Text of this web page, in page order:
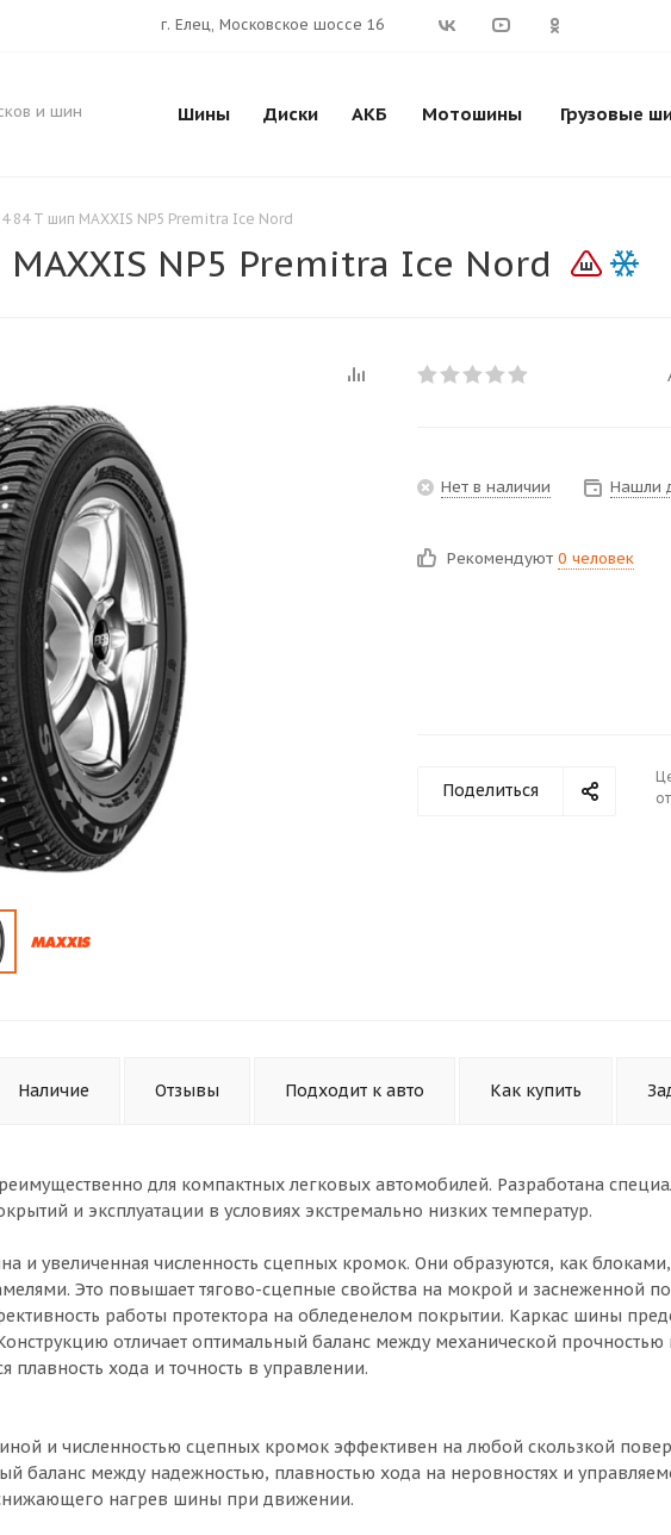
г. Елец, Московское шоссе 16
и шин Шины Диски АКБ Мотошины Грузовые
84 T шип MAXXIS NP5 Premitra Ice Nord
NP5 Premitra Ice Nord
Нет в наличии Нашли
Рекомендуют 0 человек
Поделиться
Наличие Отзывы Подходит к авто Как купить
для компактных легковых автомобилей. Разработана
и эксплуатации в условиях экстремально низких температур.
и увеличенная численность сцепных кромок. Они образуются, как
Это повышает тягово-сцепные свойства на мокрой и заснеженной
работы протектора на обледенелом покрытии. Каркас шины
отличает оптимальный баланс между механической прочностью
плавность хода и точность в управлении.
и численностью сцепных кромок эффективен на любой скользкой
баланс между надежностью, плавностью хода на неровностях и
нагрев шины при движении.